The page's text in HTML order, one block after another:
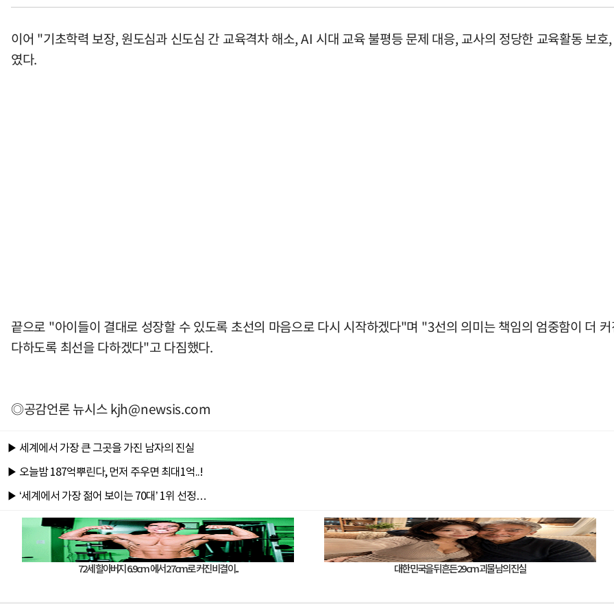
이어 "기초학력 보장, 원도심과 신도심 간 교육격차 해소, AI 시대 교육 불평등 문제 대응, 교사의 정당한 교육활동 보
였다.
끝으로 "아이들이 결대로 성장할 수 있도록 초선의 마음으로 다시 시작하겠다"며 "3선의 의미는 책임의 엄중함이 더
다하도록 최선을 다하겠다"고 다짐했다.
◎공감언론 뉴시스kjh@newsis.com